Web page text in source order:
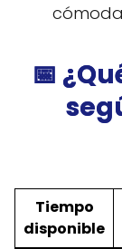
cómoda
📅
Tiempo
disponible